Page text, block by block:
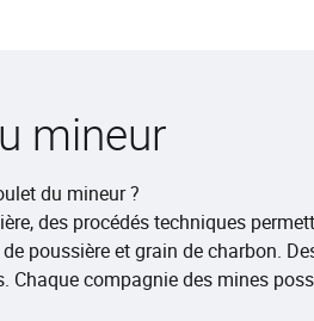
mineur
du mineur ?
des procédés techniques
poussière et grain de charbon.
Chaque compagnie des mines